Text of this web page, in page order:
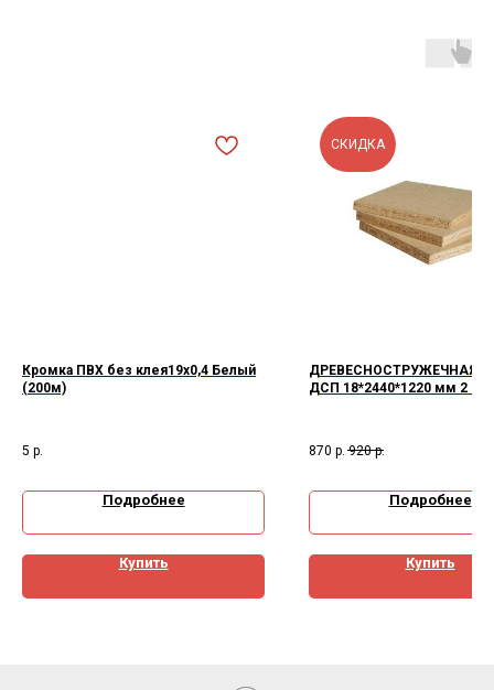
Кромка ПВХ без клея19х0,4 Белый
(200м)
5 р.
Подробнее
Купить
СКИДКА
ДРЕВЕСНОСТРУЖЕЧНАЯ
ДСП 18*2440*1220 мм 2
870 р. 920 р.
Подробнее
Купить